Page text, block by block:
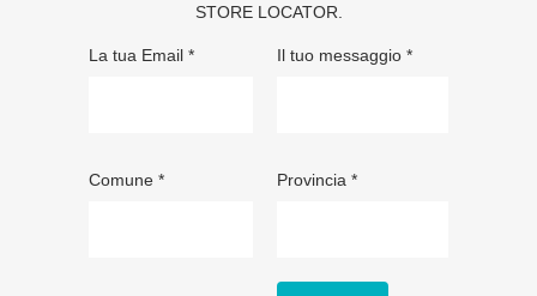
STORE LOCATOR
La tua Email *
Comune *
Il tuo messaggio *
Provincia *